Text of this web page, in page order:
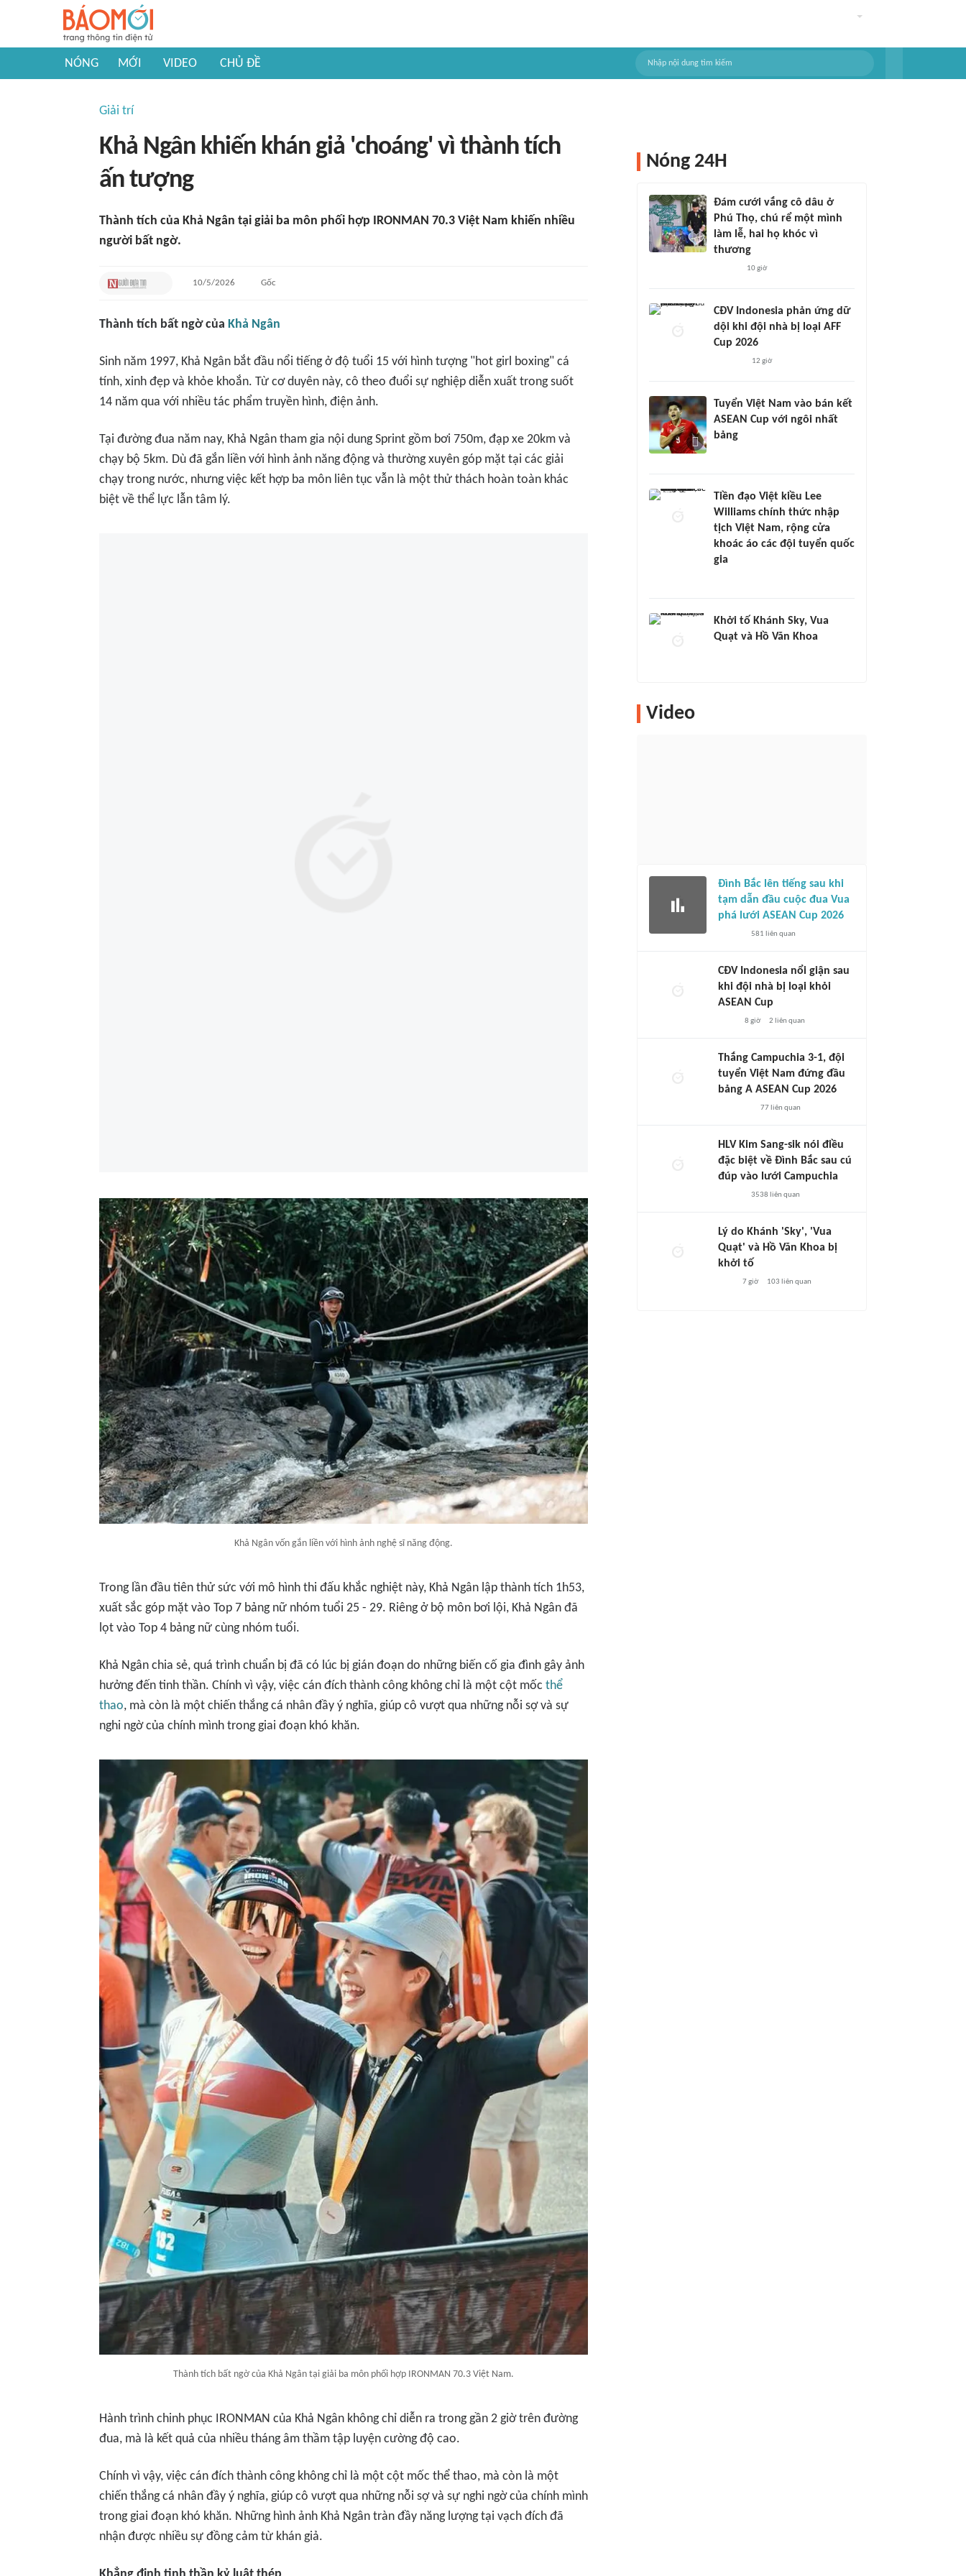
NÓNG MỚI VIDEO CHỦ ĐỀ
Giải trí
Khả Ngân khiến khán giả 'choáng' vì thành tích
ấn tượng
Thành tích của Khả Ngân tại giải ba môn phối hợp IRONMAN 70.3 Việt Nam khiến nhiều
người bất ngờ.
10/5/2026 Gốc
Thành tích bất ngờ của Khả Ngân
Sinh năm 1997, Khả Ngân bắt đầu nổi tiếng ở độ tuổi 15 với hình tượng "hot girl boxing" cá
tính, xinh đẹp và khỏe khoắn. Từ cơ duyên này, cô theo đuổi sự nghiệp diễn xuất trong suốt
14 năm qua với nhiều tác phẩm truyền hình, điện ảnh.
Tại đường đua năm nay, Khả Ngân tham gia nội dung Sprint gồm bơi 750m, đạp xe 20km và
chạy bộ 5km. Dù đã gắn liền với hình ảnh năng động và thường xuyên góp mặt tại các giải
chạy trong nước, nhưng việc kết hợp ba môn liên tục vẫn là một thử thách hoàn toàn khác
biệt về thể lực lẫn tâm lý.
Khả Ngân vốn gắn liền với hình ảnh nghệ sĩ năng động.
Trong lần đầu tiên thử sức với mô hình thi đấu khắc nghiệt này, Khả Ngân lập thành tích 1h53,
xuất sắc góp mặt vào Top 7 bảng nữ nhóm tuổi 25 - 29. Riêng ở bộ môn bơi lội, Khả Ngân đã
lọt vào Top 4 bảng nữ cùng nhóm tuổi.
Khả Ngân chia sẻ, quá trình chuẩn bị đã có lúc bị gián đoạn do những biến cố gia đình gây ảnh
hưởng đến tinh thần. Chính vì vậy, việc cán đích thành công không chỉ là một cột mốc thể
thao, mà còn là một chiến thắng cá nhân đầy ý nghĩa, giúp cô vượt qua những nỗi sợ và sự
nghi ngờ của chính mình trong giai đoạn khó khăn.
Thành tích bất ngờ của Khả Ngân tại giải ba môn phối hợp IRONMAN 70.3 Việt Nam.
Hành trình chinh phục IRONMAN của Khả Ngân không chỉ diễn ra trong gần 2 giờ trên đường
đua, mà là kết quả của nhiều tháng âm thầm tập luyện cường độ cao.
Chính vì vậy, việc cán đích thành công không chỉ là một cột mốc thể thao, mà còn là một
chiến thắng cá nhân đầy ý nghĩa, giúp cô vượt qua những nỗi sợ và sự nghi ngờ của chính mình
trong giai đoạn khó khăn. Những hình ảnh Khả Ngân tràn đầy năng lượng tại vạch đích đã
nhận được nhiều sự đồng cảm từ khán giả.
Nóng 24H
Đám cưới vắng cô dâu ở
Phú Thọ, chú rể một mình
làm lễ, hai họ khóc vì
thương
10 giờ
CĐV Indonesia phản ứng dữ
dội khi đội nhà bị loại AFF
Cup 2026
12 giờ
Tuyển Việt Nam vào bán kết
ASEAN Cup với ngôi nhất
bảng
Tiền đạo Việt kiều Lee
Williams chính thức nhập
tịch Việt Nam, rộng cửa
khoác áo các đội tuyển quốc
gia
Khởi tố Khánh Sky, Vua
Quạt và Hồ Văn Khoa
Video
Đình Bắc lên tiếng sau khi
tạm dẫn đầu cuộc đua Vua
phá lưới ASEAN Cup 2026
581 liên quan
CĐV Indonesia nổi giận sau
khi đội nhà bị loại khỏi
ASEAN Cup
8 giờ 2 liên quan
Thắng Campuchia 3-1, đội
tuyển Việt Nam đứng đầu
bảng A ASEAN Cup 2026
77liên quan
HLV Kim Sang-sik nói điều
đặc biệt về Đình Bắc sau cú
đúp vào lưới Campuchia
3538 liên quan
Lý do Khánh 'Sky', 'Vua
Quạt' và Hồ Văn Khoa bị
khởi tố
7 giờ 103 liên quan